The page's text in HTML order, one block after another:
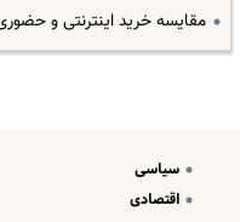
مقایسه خرید اینترنتی و
سیاسی
اقتصادی